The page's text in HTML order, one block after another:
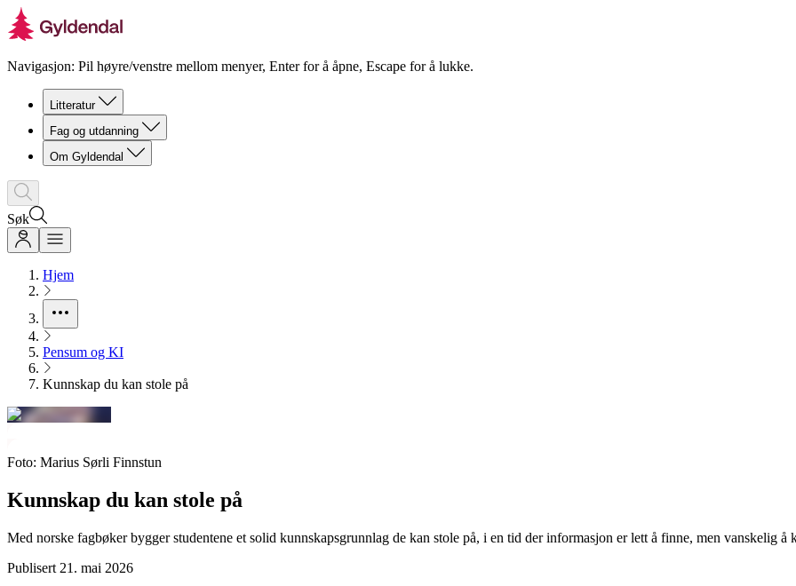
Navigasjon: Pil høyre/venstre mellom menyer, Enter for å åpne, Escape for å lukke.
Litteratur
Fag og utdanning
Om Gyldendal
Søk
Hjem
Pensum og KI
Kunnskap du kan stole på
Foto: Marius Sørli Finnstun
Kunnskap du kan stole på
Med norske fagbøker bygger studentene et solid kunnskapsgrunnlag de kan stole på, i en tid der informasjon er lett å finne, men vanskelig å
Publisert 21. mai 2026